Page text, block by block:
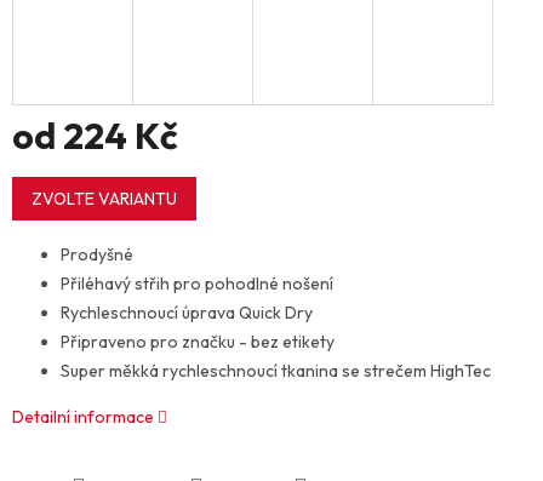
od 224 Kč
Měrná
cena:
ZVOLTE VARIANTU
Prodyšné
Přiléhavý střih pro pohodlné nošení
Rychleschnoucí úprava Quick Dry
Připraveno pro značku - bez etikety
Super měkká rychleschnoucí tkanina se strečem HighTec
Detailní informace